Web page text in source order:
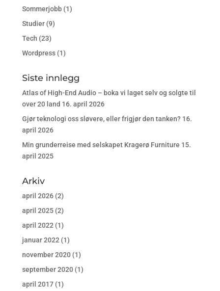
Sommerjobb(1)
Studier(9)
Tech (23)
Wordpress(1)
Siste innlegg
Atlas of High-End Audio – boka vi laget selv og solgte til
over 20 land 16. april 2026
Gjør teknologi oss sløvere, eller frigjør den tanken? 16.
april 2026
Min grunderreise med selskapet Kragerø Furniture 15.
april 2025
Arkiv
april 2026(2)
april 2025(2)
april 2022 (1)
januar 2022 (1)
november 2020(1)
september 2020(1)
april 2017(1)